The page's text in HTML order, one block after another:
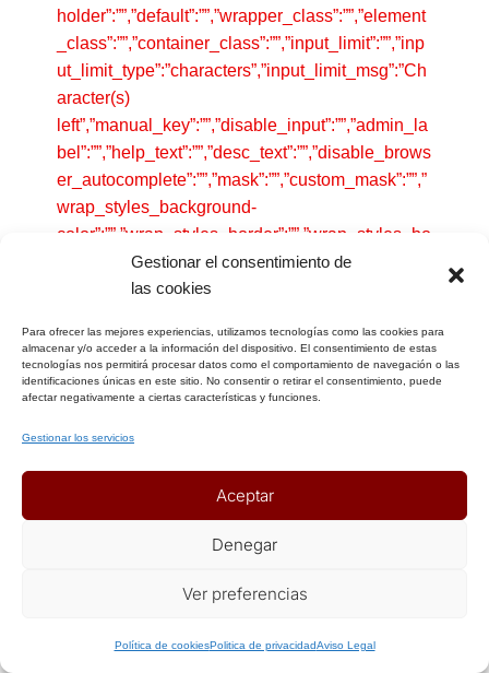
Gestionar el consentimiento de
las cookies
Para ofrecer las mejores experiencias, utilizamos tecnologías como las cookies para
almacenar y/o acceder a la información del dispositivo. El consentimiento de estas
tecnologías nos permitirá procesar datos como el comportamiento de navegación o las
identificaciones únicas en este sitio. No consentir o retirar el consentimiento, puede
afectar negativamente a ciertas características y funciones.
Gestionar los servicios
Aceptar
Denegar
Ver preferencias
Política de cookiesPolitica de privacidadAviso Legal
holder”:””,”default”:””,”wrapper_class”:””,”element
_class”:””,”container_class”:””,”input_limit”:””,”inp
ut_limit_type”:”characters”,”input_limit_msg”:”Ch
aracter(s)
left”,”manual_key”:””,”disable_input”:””,”admin_la
bel”:””,”help_text”:””,”desc_text”:””,”disable_brows
er_autocomplete”:””,”mask”:””,”custom_mask”:””,”
wrap_styles_background-
color”:””,”wrap_styles_border”:””,”wrap_styles_bo
rder-style”:””,”wrap_styles_border-
color”:””,”wrap_styles_color”:””,”wrap_styles_hei
size”:””,”wrap_styles_margin”:””,”wrap_styles_pa
dding”:””,”wrap_styles_display”:””,”wrap_styles_fl
oat”:””,”wrap_styles_show_advanced_css”:0,”wr
rder-style”:””,”label_styles_border-
color”:””,”label_styles_color”:””,”label_styles_hei
size”:””,”label_styles_margin”:””,”label_styles_pa
oat”:””,”label_styles_show_advanced_css”:0,”lab